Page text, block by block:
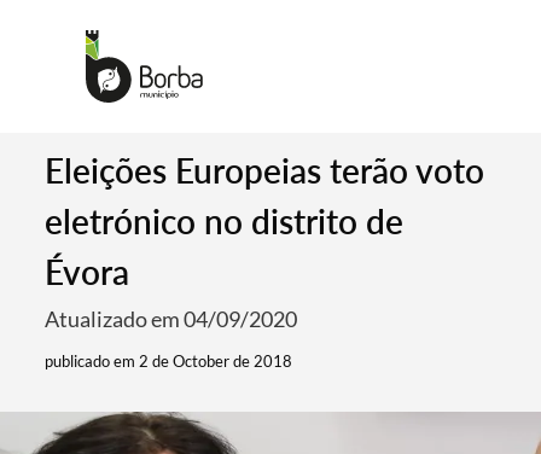
Eleições Europeias terão voto
eletrónico no distrito de
Évora
Atualizado em 04/09/2020
publicado em 2 de October de 2018